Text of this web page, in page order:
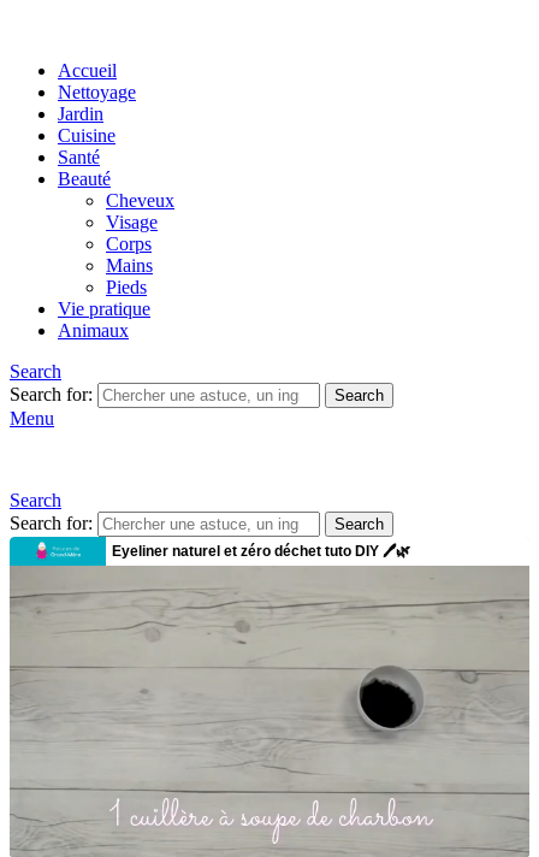
Accueil
Nettoyage
Jardin
Cuisine
Santé
Beauté
Cheveux
Visage
Corps
Mains
Pieds
Vie pratique
Animaux
Search
Search for:
Search
Menu
Search
Search for:
Search